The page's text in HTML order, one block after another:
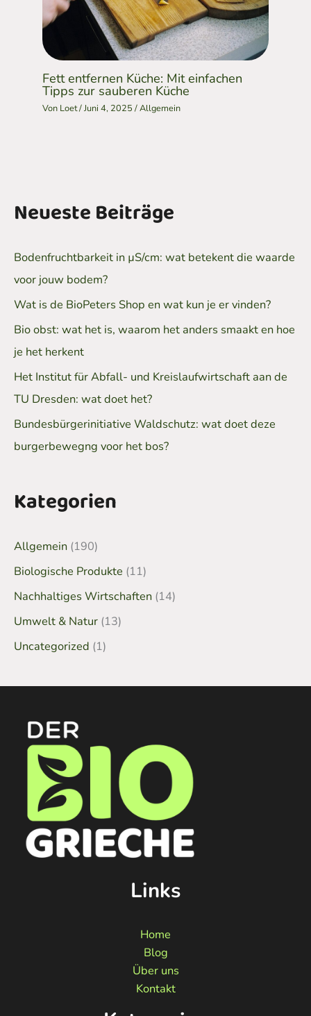
Fett entfernen Küche: Mit einfachen
Tipps zur sauberen Küche
Von Loet/Juni 4, 2025/Allgemein
Neueste Beiträge
Bodenfruchtbarkeit in µS/cm: wat betekent die waarde
voor jouw bodem?
Wat is de BioPeters Shop en wat kun je er vinden?
Bio obst: wat het is, waarom het anders smaakt en hoe
je het herkent
Het Institut für Abfall- und Kreislaufwirtschaft aan de
TU Dresden: wat doet het?
Bundesbürgerinitiative Waldschutz: wat doet deze
burgerbewegng voor het bos?
Kategorien
Allgemein (190)
Biologische Produkte (11)
Nachhaltiges Wirtschaften (14)
Umwelt & Natur (13)
Uncategorized (1)
Links
Home
Blog
Über uns
Kontakt